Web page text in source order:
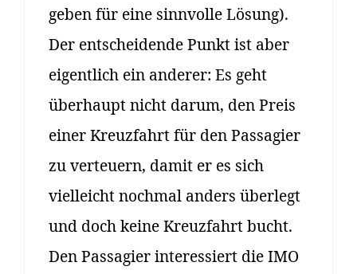
geben für eine sinnvolle Lösung).
Der entscheidende Punkt ist aber
eigentlich ein anderer: Es geht
überhaupt nicht darum, den Preis
einer Kreuzfahrt für den Passagier
zu verteuern, damit er es sich
vielleicht nochmal anders überlegt
und doch keine Kreuzfahrt bucht.
Den Passagier interessiert die IMO